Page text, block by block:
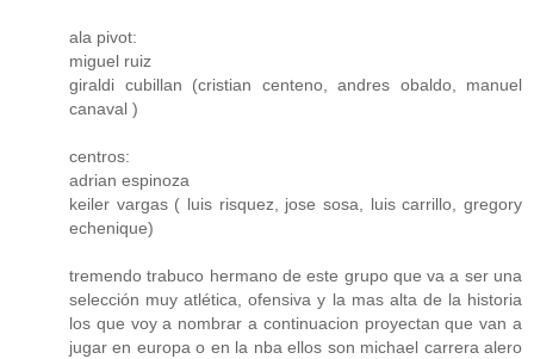
ala pivot:
miguel ruiz
giraldi cubillan (cristian centeno, andres obaldo, manuel
canaval )
centros:
adrian espinoza
keiler vargas ( luis risquez, jose sosa, luis carrillo, gregory
echenique)
tremendo trabuco hermano de este grupo que va a ser una
selección muy atlética, ofensiva y la mas alta de la historia
los que voy a nombrar a continuacion proyectan que van a
jugar en europa o en la nba ellos son michael carrera alero